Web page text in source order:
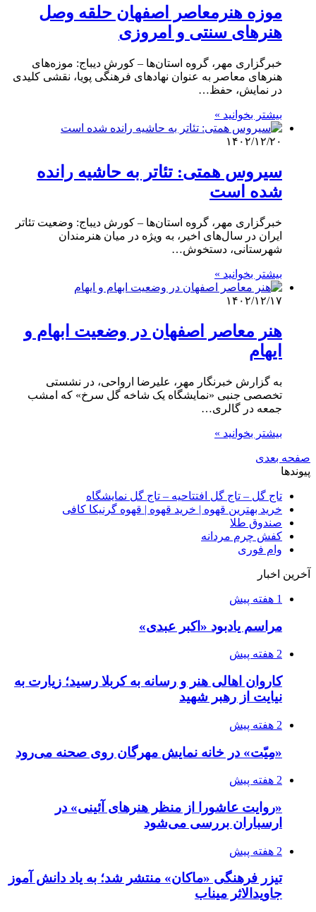
موزه هنرمعاصر اصفهان حلقه وصل
هنرهای سنتی و امروزی
خبرگزاری مهر، گروه استان‌ها – کورش دیباج: موزه‌های
هنرهای معاصر به عنوان نهادهای فرهنگی پویا، نقشی کلیدی
در نمایش، حفظ…
بیشتر بخوانید »
۱۴۰۲/۱۲/۲۰
سیروس همتی: تئاتر به حاشیه رانده
شده است
خبرگزاری مهر، گروه استان‌ها – کورش دیباج: وضعیت تئاتر
ایران در سال‌های اخیر، به ویژه در میان هنرمندان
شهرستانی، دستخوش…
بیشتر بخوانید »
۱۴۰۲/۱۲/۱۷
هنر معاصر اصفهان در وضعیت ابهام و
ایهام
به گزارش خبرنگار مهر، علیرضا ارواحی، در نشستی
تخصصی جنبی «نمایشگاه یک شاخه گل سرخ» که امشب
جمعه در گالری…
بیشتر بخوانید »
صفحه بعدی
پیوندها
تاج گل – تاج گل افتتاحیه – تاج گل نمایشگاه
خرید بهترین قهوه | خرید قهوه | قهوه گرنیکا کافی
صندوق طلا
کفش چرم مردانه
وام فوری
آخرین اخبار
1 هفته پیش
مراسم یادبود «اکبر عبدی»
2 هفته پیش
کاروان اهالی هنر و رسانه به کربلا رسید؛ زیارت به
نیایت از رهبر شهید
2 هفته پیش
«مِیّت» در خانه نمایش مهرگان روی صحنه می‌رود
2 هفته پیش
«روایت عاشورا از منظر هنرهای آئینی» در
ارسباران بررسی می‌شود
2 هفته پیش
تیزر فرهنگی «ماکان» منتشر شد؛ به یاد دانش آموز
جاویدالاثر میناب